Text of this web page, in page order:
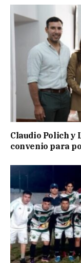
Claudio Polich y
convenio para